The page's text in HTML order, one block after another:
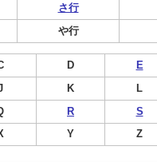
さ行
や行
D E
K L
R S
Y Z